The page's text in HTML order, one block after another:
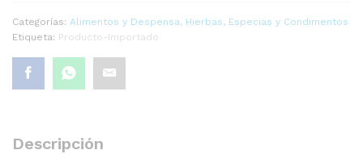
Categorías: Alimentos y Despensa, Hierbas, Especias y Condimentos
Etiqueta: Producto-Importado
Descripción